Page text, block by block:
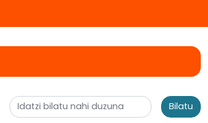
Bilatu